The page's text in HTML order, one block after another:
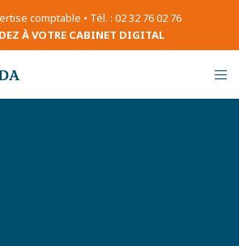
comptable • Tél. : 02 32 76 02 76
À VOTRE CABINET DIGITAL